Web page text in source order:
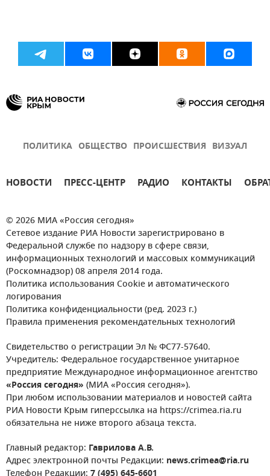
ПОЛИТИКА ОБЩЕСТВО ПРОИСШЕСТВИЯ ВИЗУАЛ
НОВОСТИ ПРЕСС-ЦЕНТР РАДИО КОНТАКТЫ
© 2026 МИА «Россия сегодня»
Сетевое издание РИА Новости зарегистрировано в
Федеральной службе по надзору в сфере связи,
информационных технологий и массовых коммуникаций
(Роскомнадзор) 08 апреля 2014 года.
Политика использования Cookie и автоматического
логирования
Политика конфиденциальности (ред. 2023 г.)
Правила применения рекомендательных технологий
Свидетельство о регистрации Эл № ФС77-57640.
Учредитель: Федеральное государственное унитарное
предприятие Международное информационное агентство
«Россия сегодня» (МИА «Россия сегодня»).
При любом использовании материалов и новостей сайта
РИА Новости Крым гиперссылка на https://crimea.ria.ru
обязательна не ниже второго абзаца текста.
Главный редактор: Гаврилова А.В.
Адрес электронной почты Редакции: news.crimea@ria.ru